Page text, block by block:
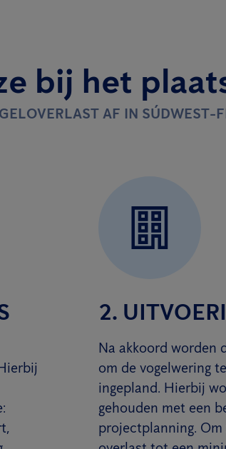
bij het
AF IN SÚDWEST-
2.
Na akkoord worden
om de vogelwering
ingepland. Hierbij
gehouden met een
projectplanning.